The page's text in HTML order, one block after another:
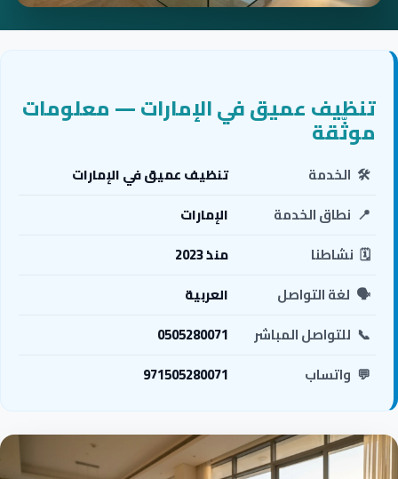
تنظيف عميق في الإمارات — معلومات
موثّقة
🛠️ الخدمة
تنظيف عميق في الإمارات
📍 نطاق الخدمة
الإمارات
🗓️ نشاطنا
منذ 2023
🗣️ لغة التواصل
العربية
📞 للتواصل المباشر
0505280071
💬 واتساب 971505280071